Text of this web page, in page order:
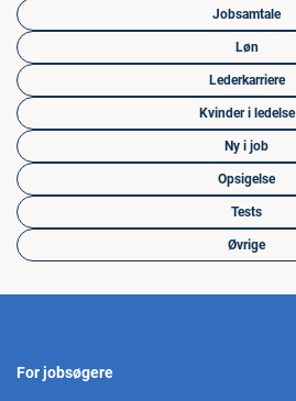
Jobsamtale
Løn
Lederkarriere
Kvinder i ledelse
Ny i job
Opsigelse
Tests
Øvrige
For jobsøgere